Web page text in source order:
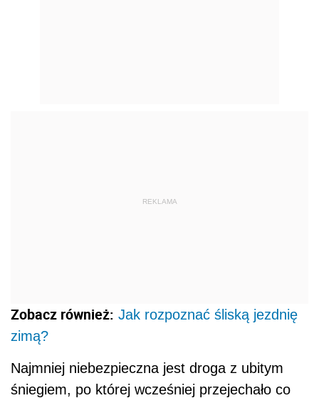
REKLAMA
Zobacz również: Jak rozpoznać śliską jezdnię
zimą?
Najmniej niebezpieczna jest droga z ubitym
śniegiem, po której wcześniej przejechało co